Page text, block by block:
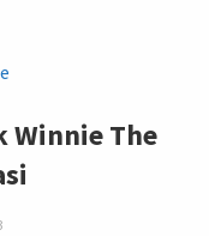
Winnie The